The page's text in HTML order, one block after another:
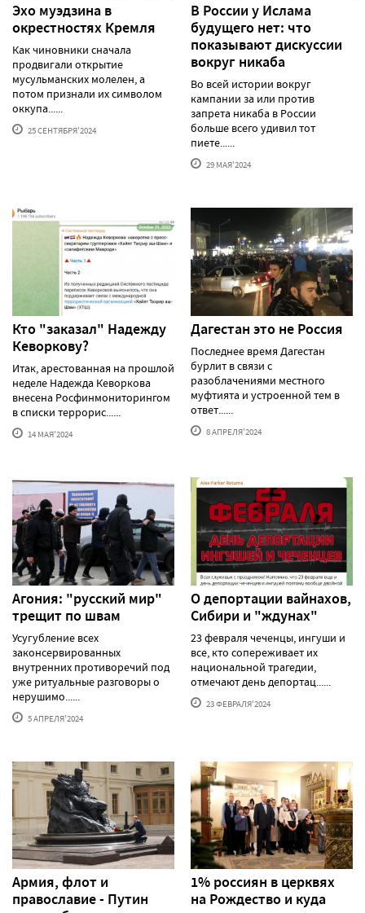
Эхо муэдзина в
окрестностях Кремля
Как чиновники сначала
продвигали открытие
мусульманских молелен, а
потом признали их символом
оккупа......
25 СЕНТЯБРЯ'2024
В России у Ислама
будущего нет: что
показывают дискуссии
вокруг никаба
Во всей истории вокруг
кампании за или против
запрета никаба в России
больше всего удивил тот
пиете......
29 МАЯ'2024
Кто "заказал" Надежду
Кеворкову?
Итак, арестованная на прошлой
неделе Надежда Кеворкова
внесена Росфинмониторингом
в списки террорис......
14 МАЯ'2024
Дагестан это не Россия
Последнее время Дагестан
бурлит в связи с
разоблачениями местного
муфтията и устроенной тем в
ответ......
8 АПРЕЛЯ'2024
Агония: "русский мир"
трещит по швам
Усугубление всех
законсервированных
внутренних противоречий под
уже ритуальные разговоры о
нерушимо......
5 АПРЕЛЯ'2024
О депортации вайнахов,
Сибири и "ждунах"
23 февраля чеченцы, ингуши и
все, кто сопереживает их
национальной трагедии,
отмечают день депортац......
23 ФЕВРАЛЯ'2024
Армия, флот и
православие - Путин
1% россиян в церквях
на Рождество и куда